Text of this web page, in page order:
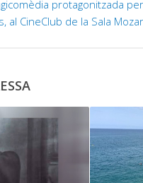
protagonitzada
al CineClub de la Sala